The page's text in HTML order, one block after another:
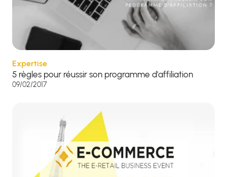
Expertise
5 règles pour réussir son programme d’affiliation
09/02/2017